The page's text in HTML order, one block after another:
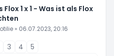
1 x 1 - Was ist als Flox
» 06.07.2023, 20:16
3 4
5